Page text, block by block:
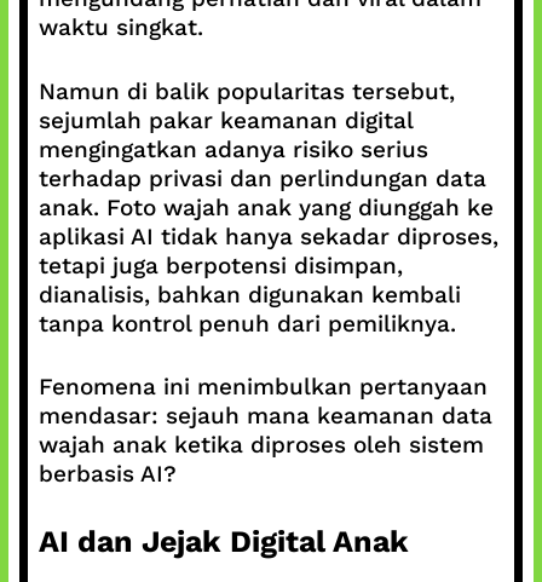
waktu singkat.
Namun di balik popularitas tersebut,
sejumlah pakar keamanan digital
mengingatkan adanya risiko serius
terhadap privasi dan perlindungan data
anak. Foto wajah anak yang diunggah ke
aplikasi AI tidak hanya sekadar diproses,
tetapi juga berpotensi disimpan,
dianalisis, bahkan digunakan kembali
tanpa kontrol penuh dari pemiliknya.
Fenomena ini menimbulkan pertanyaan
mendasar: sejauh mana keamanan data
wajah anak ketika diproses oleh sistem
berbasis AI?
AI dan Jejak Digital Anak